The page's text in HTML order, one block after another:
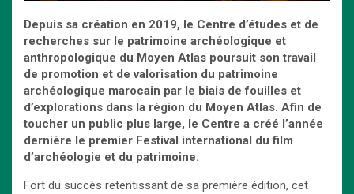
Depuis sa création en 2019, le Centre d’études et de
recherches sur le patrimoine archéologique et
anthropologique du Moyen Atlas poursuit son travail
de promotion et de valorisation du patrimoine
archéologique marocain par le biais de fouilles et
d’explorations dans la région du Moyen Atlas. Afin de
toucher un public plus large, le Centre a créé l’année
dernière le premier Festival international du film
d’archéologie et du patrimoine.
Fort du succès retentissant de sa première édition, cet